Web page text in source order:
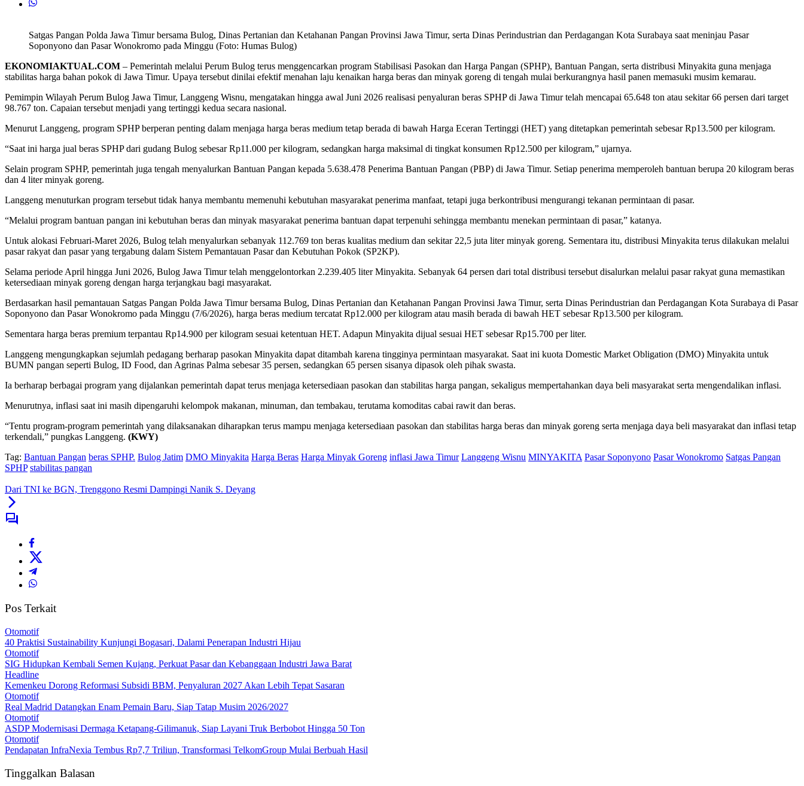
Satgas Pangan Polda Jawa Timur bersama Bulog, Dinas Pertanian dan Ketahanan Pangan Provinsi Jawa Timur, serta Dinas Perindustrian dan Perdagangan Kota Surabaya saat meninjau Pasar
Soponyono dan Pasar Wonokromo pada Minggu (Foto: Humas Bulog)
EKONOMIAKTUAL.COM – Pemerintah melalui Perum Bulog terus menggencarkan program Stabilisasi Pasokan dan Harga Pangan (SPHP), Bantuan Pangan, serta distribusi Minyakita guna menjaga
stabilitas harga bahan pokok di Jawa Timur. Upaya tersebut dinilai efektif menahan laju kenaikan harga beras dan minyak goreng di tengah mulai berkurangnya hasil panen memasuki musim kemarau.
Pemimpin Wilayah Perum Bulog Jawa Timur, Langgeng Wisnu, mengatakan hingga awal Juni 2026 realisasi penyaluran beras SPHP di Jawa Timur telah mencapai 65.648 ton atau sekitar 66 persen dari target
98.767 ton. Capaian tersebut menjadi yang tertinggi kedua secara nasional.
Menurut Langgeng, program SPHP berperan penting dalam menjaga harga beras medium tetap berada di bawah Harga Eceran Tertinggi (HET) yang ditetapkan pemerintah sebesar Rp13.500 per kilogram.
“Saat ini harga jual beras SPHP dari gudang Bulog sebesar Rp11.000 per kilogram, sedangkan harga maksimal di tingkat konsumen Rp12.500 per kilogram,” ujarnya.
Selain program SPHP, pemerintah juga tengah menyalurkan Bantuan Pangan kepada 5.638.478 Penerima Bantuan Pangan (PBP) di Jawa Timur. Setiap penerima memperoleh bantuan berupa 20 kilogram beras
dan 4 liter minyak goreng.
Langgeng menuturkan program tersebut tidak hanya membantu memenuhi kebutuhan masyarakat penerima manfaat, tetapi juga berkontribusi mengurangi tekanan permintaan di pasar.
“Melalui program bantuan pangan ini kebutuhan beras dan minyak masyarakat penerima bantuan dapat terpenuhi sehingga membantu menekan permintaan di pasar,” katanya.
Untuk alokasi Februari-Maret 2026, Bulog telah menyalurkan sebanyak 112.769 ton beras kualitas medium dan sekitar 22,5 juta liter minyak goreng. Sementara itu, distribusi Minyakita terus dilakukan melalui
pasar rakyat dan pasar yang tergabung dalam Sistem Pemantauan Pasar dan Kebutuhan Pokok (SP2KP).
Selama periode April hingga Juni 2026, Bulog Jawa Timur telah menggelontorkan 2.239.405 liter Minyakita. Sebanyak 64 persen dari total distribusi tersebut disalurkan melalui pasar rakyat guna memastikan
ketersediaan minyak goreng dengan harga terjangkau bagi masyarakat.
Berdasarkan hasil pemantauan Satgas Pangan Polda Jawa Timur bersama Bulog, Dinas Pertanian dan Ketahanan Pangan Provinsi Jawa Timur, serta Dinas Perindustrian dan Perdagangan Kota Surabaya di Pasar
Soponyono dan Pasar Wonokromo pada Minggu (7/6/2026), harga beras medium tercatat Rp12.000 per kilogram atau masih berada di bawah HET sebesar Rp13.500 per kilogram.
Sementara harga beras premium terpantau Rp14.900 per kilogram sesuai ketentuan HET. Adapun Minyakita dijual sesuai HET sebesar Rp15.700 per liter.
Langgeng mengungkapkan sejumlah pedagang berharap pasokan Minyakita dapat ditambah karena tingginya permintaan masyarakat. Saat ini kuota Domestic Market Obligation (DMO) Minyakita untuk
BUMN pangan seperti Bulog, ID Food, dan Agrinas Palma sebesar 35 persen, sedangkan 65 persen sisanya dipasok oleh pihak swasta.
Ia berharap berbagai program yang dijalankan pemerintah dapat terus menjaga ketersediaan pasokan dan stabilitas harga pangan, sekaligus mempertahankan daya beli masyarakat serta mengendalikan inflasi.
Menurutnya, inflasi saat ini masih dipengaruhi kelompok makanan, minuman, dan tembakau, terutama komoditas cabai rawit dan beras.
“Tentu program-program pemerintah yang dilaksanakan diharapkan terus mampu menjaga ketersediaan pasokan dan stabilitas harga beras dan minyak goreng serta menjaga daya beli masyarakat dan inflasi tetap
terkendali,” pungkas Langgeng. (KWY)
Tag: Bantuan Pangan beras SPHP. Bulog Jatim DMO Minyakita Harga Beras Harga Minyak Goreng inflasi Jawa Timur Langgeng Wisnu MINYAKITA Pasar Soponyono Pasar Wonokromo Satgas Pangan
SPHP stabilitas pangan
Dari TNI ke BGN, Trenggono Resmi Dampingi Nanik S. Deyang
Pos Terkait
Otomotif
40 Praktisi Sustainability Kunjungi Bogasari, Dalami Penerapan Industri Hijau
Otomotif
SIG Hidupkan Kembali Semen Kujang, Perkuat Pasar dan Kebanggaan Industri Jawa Barat
Headline
Kemenkeu Dorong Reformasi Subsidi BBM, Penyaluran 2027 Akan Lebih Tepat Sasaran
Otomotif
Real Madrid Datangkan Enam Pemain Baru, Siap Tatap Musim 2026/2027
Otomotif
ASDP Modernisasi Dermaga Ketapang-Gilimanuk, Siap Layani Truk Berbobot Hingga 50 Ton
Otomotif
Pendapatan InfraNexia Tembus Rp7,7 Triliun, Transformasi TelkomGroup Mulai Berbuah Hasil
Tinggalkan Balasan